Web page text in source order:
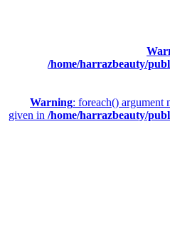
/home/harrazbeauty/
Warning: foreach() argument
given in /home/harrazbeauty/